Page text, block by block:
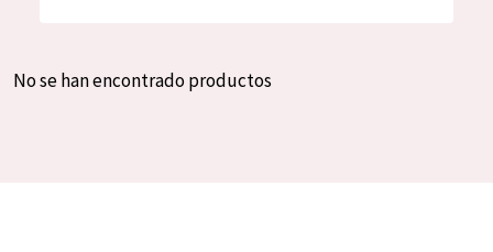
Spanish
No se han encontrado productos